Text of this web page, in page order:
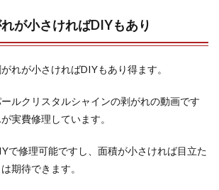
が小さければDIYもあり
れが小さければDIYもあり得ます。
ルクリスタルシャインの剥がれの動画です
実費修理しています。
で修理可能ですし、面積が小さければ目立た
期待できます。